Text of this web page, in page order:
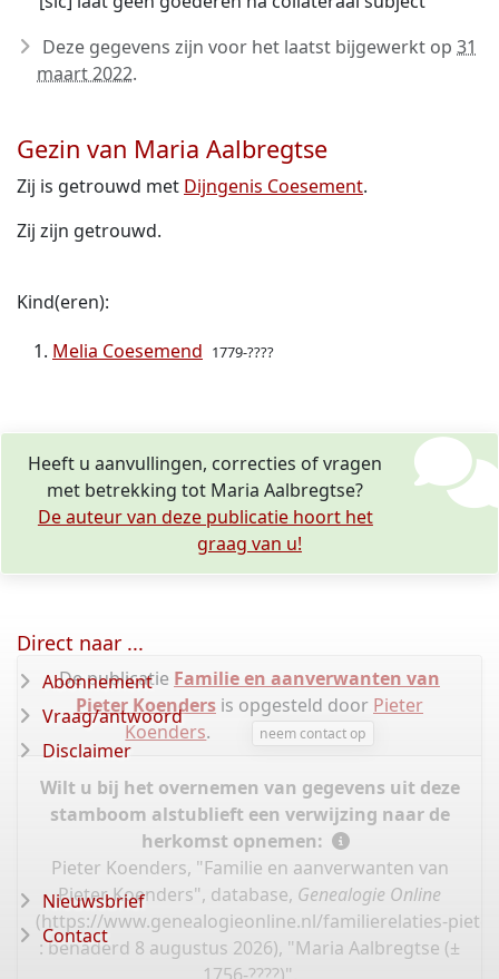
Deze gegevens zijn voor het laatst bijgewerkt op 31
maart 2022.
Gezin van Maria Aalbregtse
Zij is getrouwd met Dijngenis Coesement.
Zij zijn getrouwd.
Kind(eren):
Melia Coesemend 1779-????
Heeft u aanvullingen, correcties of vragen
met betrekking tot Maria Aalbregtse?
De auteur van deze publicatie hoort het
graag van u!
De publicatie Familie en aanverwanten van
Pieter Koenders is opgesteld door Pieter
Koenders. neem contact op
Wilt u bij het overnemen van gegevens uit deze
stamboom alstublieft een verwijzing naar de
herkomst opnemen:
Pieter Koenders, "Familie en aanverwanten van
Pieter Koenders", database, Genealogie Online
(https://www.genealogieonline.nl/familierelaties-
: benaderd 8 augustus 2026), "Maria Aalbregtse (±
Direct naar ...
Abonnement
Vraag/antwoord
Disclaimer
Nieuwsbrief
Contact